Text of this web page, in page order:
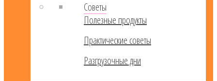
Советы
Полезные продукты
Практические советы
Разгрузочные дни